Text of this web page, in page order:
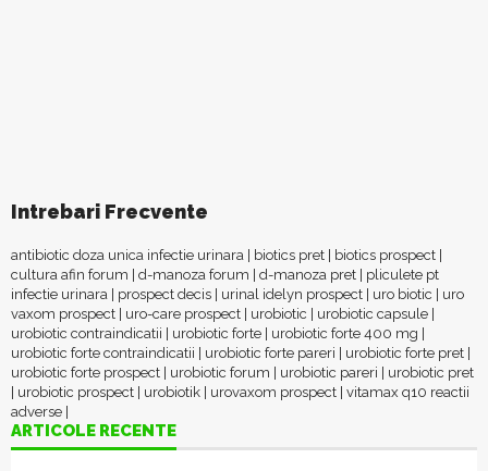
Intrebari Frecvente
antibiotic doza unica infectie urinara biotics pret biotics prospect
cultura afin forum
d-manoza forum d-manoza pret
pliculete pt
infectie urinara
prospect decis urinal idelyn prospect uro biotic
uro
vaxom prospect
uro-care prospect urobiotic urobiotic capsule
urobiotic contraindicatii
urobiotic forte urobiotic forte 400 mg
urobiotic forte contraindicatii
urobiotic forte pareri urobiotic forte pret
urobiotic forte prospect
urobiotic forum urobiotic pareri
urobiotic pret
urobiotic prospect urobiotik urovaxom prospect vitamax q10 reactii
adverse
ARTICOLE RECENTE